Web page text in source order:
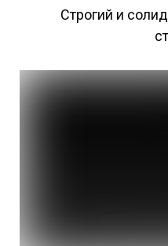
Строгий и